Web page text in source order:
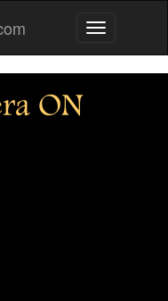
Toggle
ON